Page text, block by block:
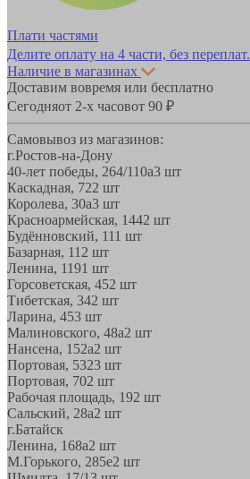
Плати частями
Делите оплату на 4 части, без переплат.
Наличие в магазинах
Доставим вовремя или бесплатно
Сегодняот 2-х часовот 90 ₽
Самовывоз из магазинов:
г.Ростов-на-Дону
40-лет победы, 264/110а3 шт
Каскадная, 722 шт
Королева, 30а3 шт
Красноармейская, 1442 шт
Будённовский, 111 шт
Базарная, 11 2 шт
Ленина, 1191 шт
Горсоветская, 452 шт
Тибетская, 342 шт
Ларина, 453 шт
Малиновского, 48а2 шт
Нансена, 152а2 шт
Портовая, 5323 шт
Портовая, 702 шт
Рабочая площадь, 192 шт
Сальский, 28a2 шт
г.Батайск
Ленина, 168а2 шт
М.Горького, 285е2 шт